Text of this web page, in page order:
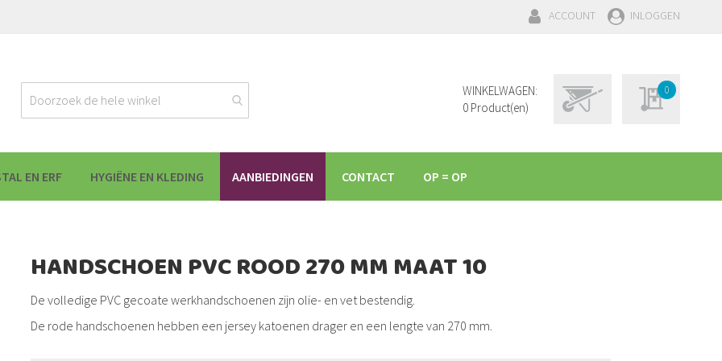
ACCOUNT INLOGGEN
Mijn aanvraag
0
WINKELWAGEN:
0 Product(en)
EN ERF HYGIËNE EN KLEDING AANBIEDINGEN CONTACT OP = OP
HANDSCHOEN PVC ROOD 270 MM MAAT 10
De volledige PVC gecoate werkhandschoenen zijn olie- en vet bestendig.
De rode handschoenen hebben een jersey katoenen drager en een lengte van 270 mm.